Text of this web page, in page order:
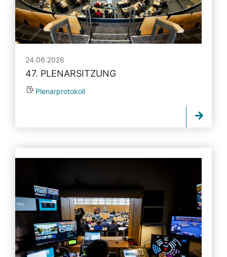
24.06.2026
47. PLENARSITZUNG
Plenarprotokoll